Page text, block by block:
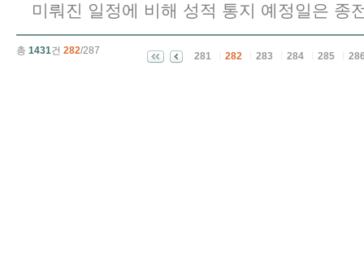
미뤄진 일정에 비해 성적 통지 예정일은 종
총 1431건 282/287
281 282 283 284 285